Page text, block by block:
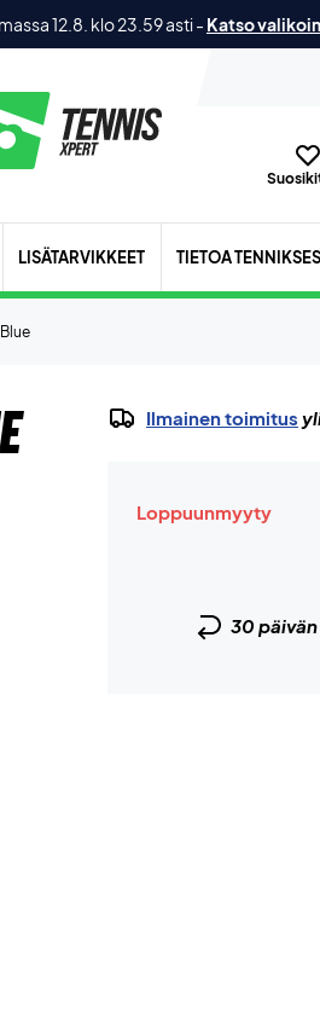
12.8. klo 23.59 asti- Katso
LISÄTARVIKKEET TIETOA
Ilmainen toimitus
Loppuunmyyty
30 päivän